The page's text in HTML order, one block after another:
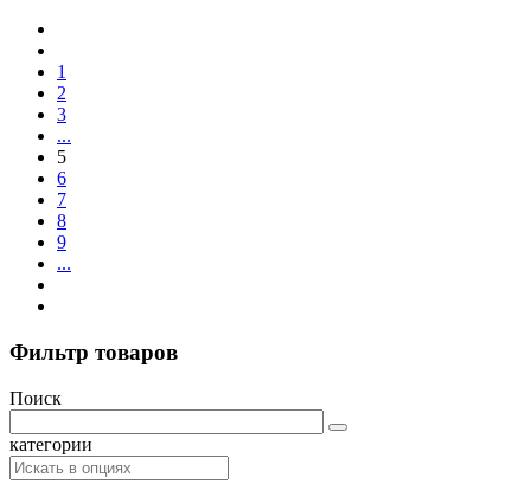
1
2
3
...
5
6
7
8
9
...
Фильтр товаров
Поиск
категории